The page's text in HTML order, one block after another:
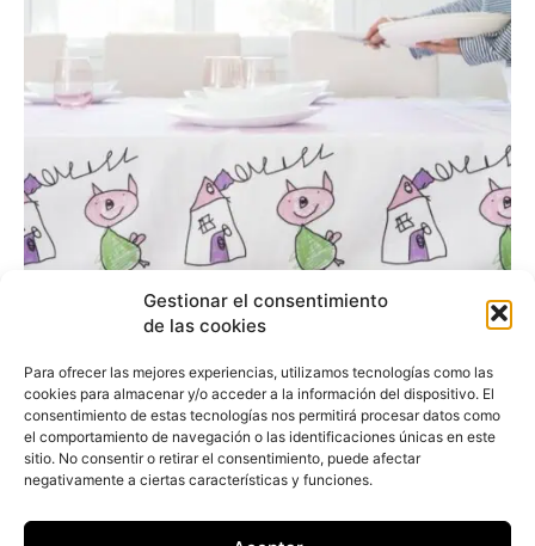
Gestionar el consentimiento
de las cookies
Para ofrecer las mejores experiencias, utilizamos tecnologías como las
cookies para almacenar y/o acceder a la información del dispositivo. El
consentimiento de estas tecnologías nos permitirá procesar datos como
el comportamiento de navegación o las identificaciones únicas en este
sitio. No consentir o retirar el consentimiento, puede afectar
negativamente a ciertas características y funciones.
MrBroc transforma los
dibujos de los niños en
productos de diseño
MrBroc transforma en artículos de diseño los